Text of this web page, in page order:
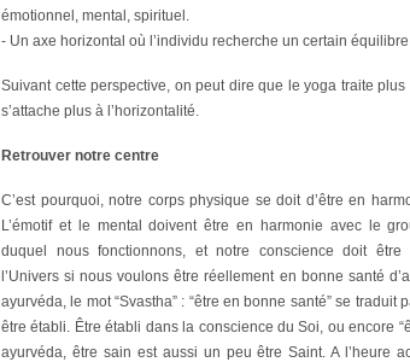
émotionnel, mental, spirituel.
- Un axe horizontal où l’individu recherche un certain
Suivant cette perspective, on peut dire que le yoga traite
s’attache plus à l’horizontalité.
Retrouver notre centre
C’est pourquoi, notre corps physique se doit d’être en
L’émotif et le mental doivent être en harmonie avec le
duquel nous fonctionnons, et notre conscience doit être
l’Univers si nous voulons être réellement en bonne santé
ayurvéda, le mot “Svastha” : “être en bonne santé” se traduit
être établi. Être établi dans la conscience du Soi, ou encore
ayurvéda, être sain est aussi un peu être Saint. A l’heure